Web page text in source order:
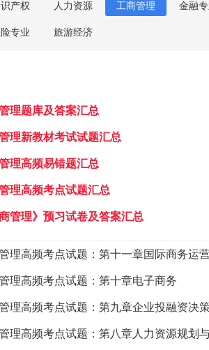
产权 人力资源 工商管理 金融
专业 旅游经济
理题库及答案汇总
理新教材考试试题汇总
理高频易错题汇总
理高频考点试题汇总
管理》预习试卷及答案汇总
理高频考点试题：第十一章国际商务运
理高频考点试题：第十章电子商务
理高频考点试题：第九章企业投融资决
理高频考点试题：第八章人力资源规划